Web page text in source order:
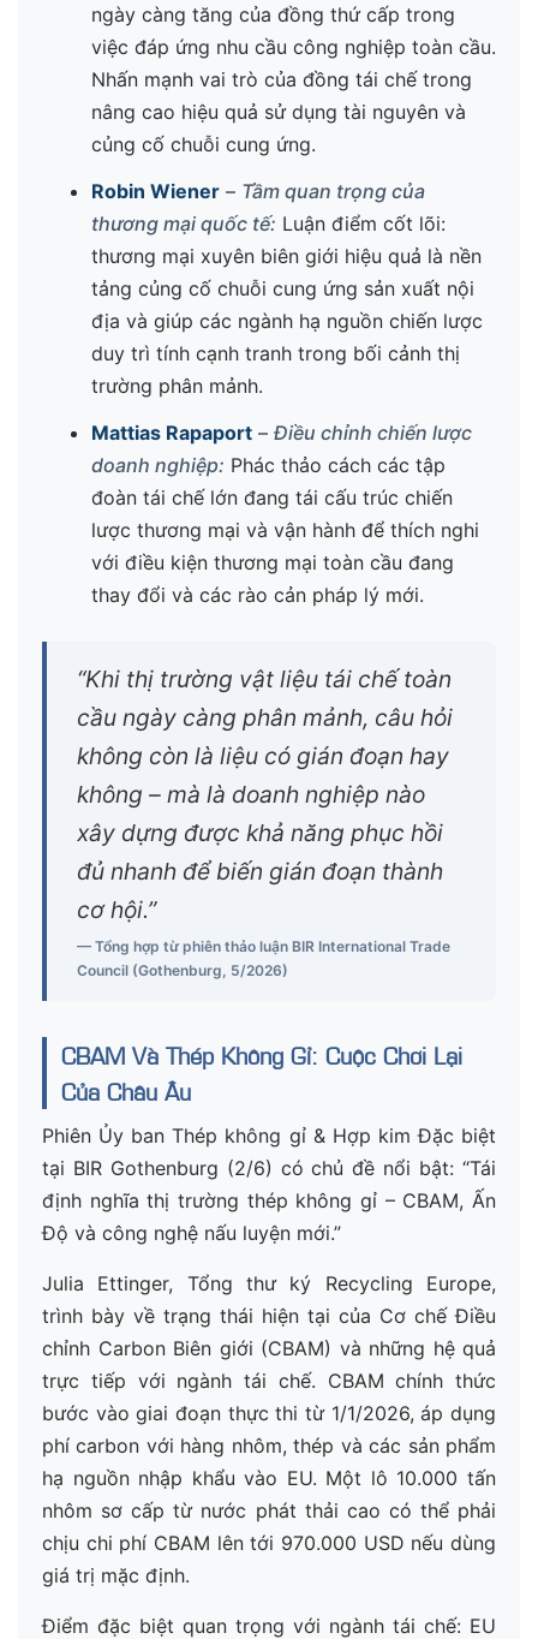
ngày càng tăng của đồng thứ cấp trong
việc đáp ứng nhu cầu công nghiệp toàn cầu.
Nhấn mạnh vai trò của đồng tái chế trong
nâng cao hiệu quả sử dụng tài nguyên và
củng cố chuỗi cung ứng.
Robin Wiener– Tầm quan trọng của
thương mại quốc tế: Luận điểm cốt lõi:
thương mại xuyên biên giới hiệu quả là nền
tảng củng cố chuỗi cung ứng sản xuất nội
địa và giúp các ngành hạ nguồn chiến lược
duy trì tính cạnh tranh trong bối cảnh thị
trường phân mảnh.
Mattias Rapaport– Điều chỉnh chiến lược
doanh nghiệp: Phác thảo cách các tập
đoàn tái chế lớn đang tái cấu trúc chiến
lược thương mại và vận hành để thích nghi
với điều kiện thương mại toàn cầu đang
thay đổi và các rào cản pháp lý mới.
“Khi thị trường vật liệu tái chế toàn
cầu ngày càng phân mảnh, câu hỏi
không còn là liệu có gián đoạn hay
không – mà là doanh nghiệp nào
xây dựng được khả năng phục hồi
đủ nhanh để biến gián đoạn thành
cơ hội.”
— Tổng hợp từ phiên thảo luận BIR International Trade
Council (Gothenburg, 5/2026)
CBAM Và Thép Không Gỉ: Cuộc Chơi Lại
Của Châu Âu
Phiên Ủy ban Thép không gỉ & Hợp kim Đặc biệt
tại BIR Gothenburg (2/6) có chủ đề nổi bật: “Tái
định nghĩa thị trường thép không gỉ – CBAM, Ấn
Độ và công nghệ nấu luyện mới.”
Julia Ettinger, Tổng thư ký Recycling Europe,
trình bày về trạng thái hiện tại của Cơ chế Điều
chỉnh Carbon Biên giới (CBAM) và những hệ quả
trực tiếp với ngành tái chế. CBAM chính thức
bước vào giai đoạn thực thi từ 1/1/2026, áp dụng
phí carbon với hàng nhôm, thép và các sản phẩm
hạ nguồn nhập khẩu vào EU. Một lô 10.000 tấn
nhôm sơ cấp từ nước phát thải cao có thể phải
chịu chi phí CBAM lên tới 970.000 USD nếu dùng
giá trị mặc định.
Điểm đặc biệt quan trọng với ngành tái chế: EU